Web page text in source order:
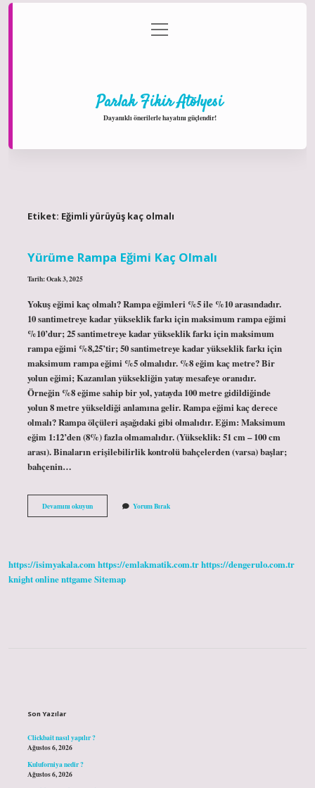
Gizlilik Politikası
menüyü
aç
Parlak Fikir Atölyesi
Dayanıklı önerilerle hayatını güçlendir!
Etiket: Eğimli yürüyüş kaç olmalı
Yürüme Rampa Eğimi Kaç Olmalı
Tarih: Ocak 3, 2025
Yokuş eğimi kaç olmalı? Rampa eğimleri %5 ile %10 arasındadır.
10 santimetreye kadar yükseklik farkı için maksimum rampa eğimi
%10’dur; 25 santimetreye kadar yükseklik farkı için maksimum
rampa eğimi %8,25’tir; 50 santimetreye kadar yükseklik farkı için
maksimum rampa eğimi %5 olmalıdır. %8 eğim kaç metre? Bir
yolun eğimi; Kazanılan yüksekliğin yatay mesafeye oranıdır.
Örneğin %8 eğime sahip bir yol, yatayda 100 metre gidildiğinde
yolun 8 metre yükseldiği anlamına gelir. Rampa eğimi kaç derece
olmalı? Rampa ölçüleri aşağıdaki gibi olmalıdır. Eğim: Maksimum
eğim 1:12’den (8%) fazla olmamalıdır. (Yükseklik: 51 cm – 100 cm
arası). Binaların erişilebilirlik kontrolü bahçelerden (varsa) başlar;
bahçenin…
Devamını okuyunYürüme
Rampa
Yorum Bırak
https://isimyakala.comhttps://emlakmatik.com.trhttps://dengerulo.com.tr
knight onlinenttgameSitemap
Son Yazılar
Clickbait nasıl yapılır ?
Ağustos 6, 2026
Kuluforniya nedir ?
Ağustos 6, 2026